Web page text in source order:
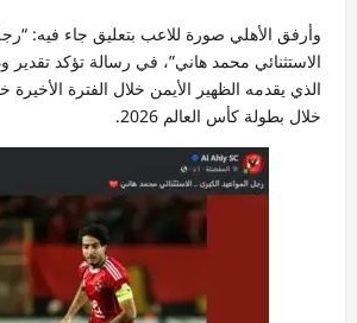
وأرفق الأهلي صورة للاعب بتعليق جاء فيه:
الاستثنائي محمد هاني”، في رسالة تؤكد تقدير
الذي يقدمه الظهير الأيمن خلال الفترة
خلال بطولة كأس العالم 2026.